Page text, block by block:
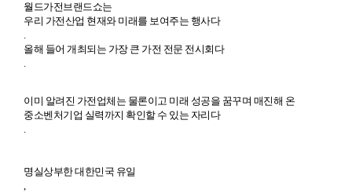
월드가전브랜드쇼는
우리 가전산업 현재와 미래를 보여주는 행사다
.
올해 들어 개최되는 가장 큰 가전 전문 전시회다
.
이미 알려진 가전업체는 물론이고 미래 성공을 꿈꾸며 매진해 온
중소벤처기업 실력까지 확인할 수 있는 자리다
.
명실상부한 대한민국 유일
,